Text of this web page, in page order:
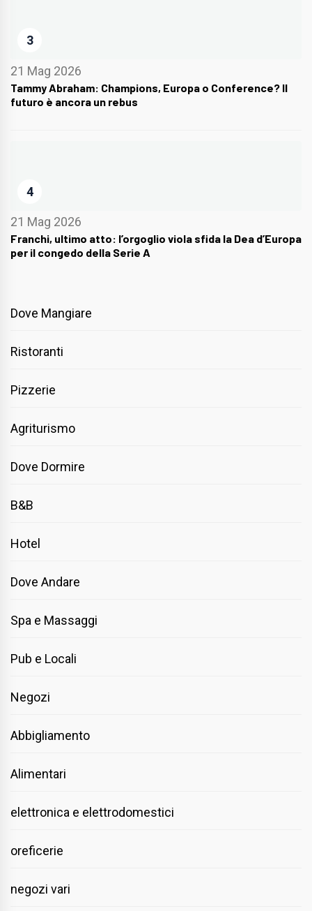
3
21 Mag 2026
Tammy Abraham: Champions, Europa o Conference? Il
futuro è ancora un rebus
4
21 Mag 2026
Franchi, ultimo atto: l’orgoglio viola sfida la Dea d’Europa
per il congedo della Serie A
Dove Mangiare
Ristoranti
Pizzerie
Agriturismo
Dove Dormire
B&B
Hotel
Dove Andare
Spa e Massaggi
Pub e Locali
Negozi
Abbigliamento
Alimentari
elettronica e elettrodomestici
oreficerie
negozi vari